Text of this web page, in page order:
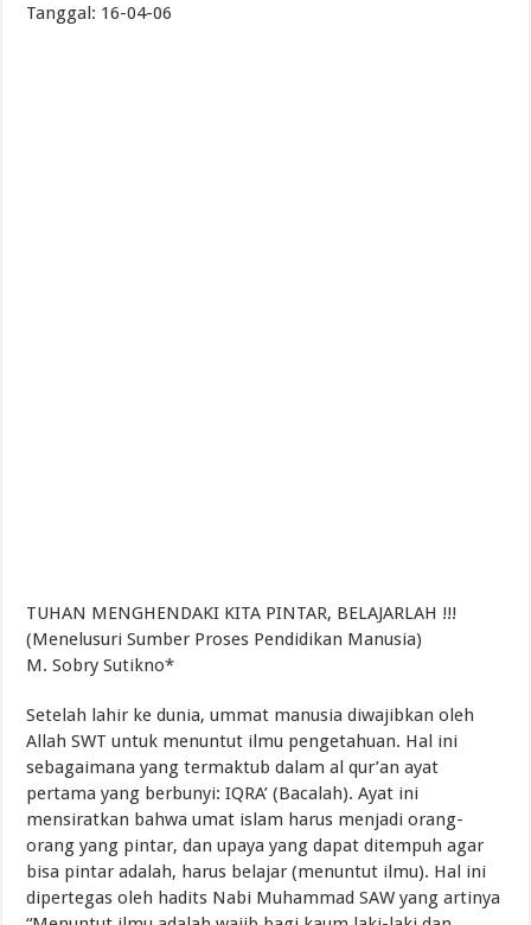
Tanggal: 16-04-06
TUHAN MENGHENDAKI KITA PINTAR, BELAJARLAH !!!
(Menelusuri Sumber Proses Pendidikan Manusia)
M. Sobry Sutikno*
Setelah lahir ke dunia, ummat manusia diwajibkan oleh
Allah SWT untuk menuntut ilmu pengetahuan. Hal ini
sebagaimana yang termaktub dalam al qur’an ayat
pertama yang berbunyi: IQRA’ (Bacalah). Ayat ini
mensiratkan bahwa umat islam harus menjadi orang-
orang yang pintar, dan upaya yang dapat ditempuh agar
bisa pintar adalah, harus belajar (menuntut ilmu). Hal ini
dipertegas oleh hadits Nabi Muhammad SAW yang artinya